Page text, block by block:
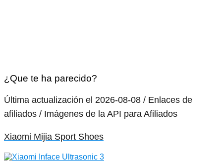
¿Que te ha parecido?
Última actualización el 2026-08-08 / Enlaces de
afiliados / Imágenes de la API para Afiliados
Xiaomi Mijia Sport Shoes